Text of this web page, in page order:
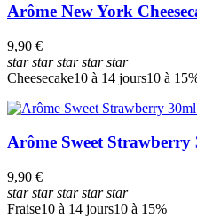
Arôme New York
9,90 €
starstarstarstarstar
Cheesecake10 à 14 jours10 à
Arôme Sweet Strawberry
9,90 €
starstarstarstarstar
Fraise10 à 14 jours10 à 15%